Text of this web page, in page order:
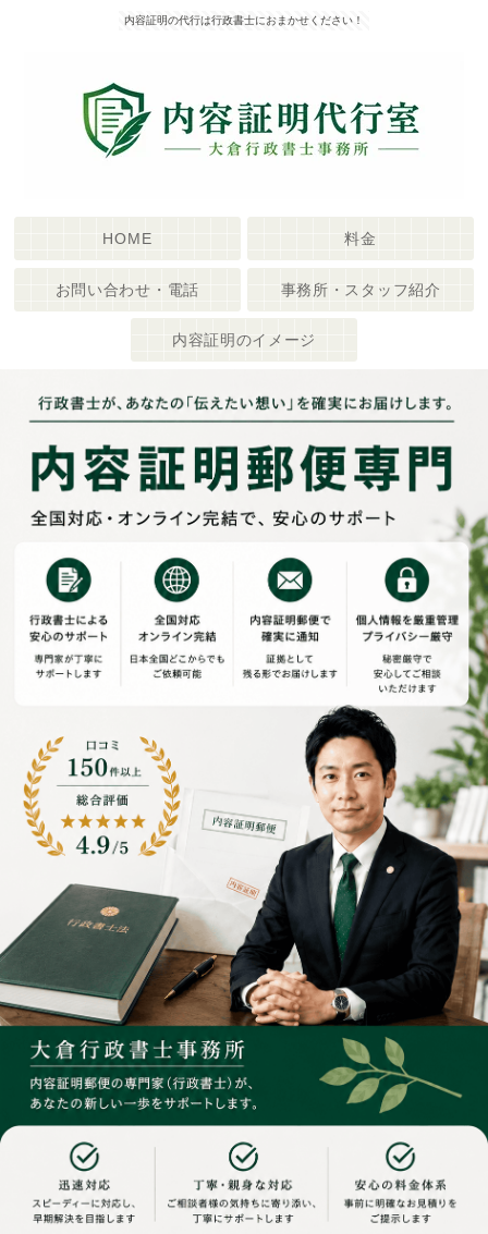
内容証明の代行は行政書士におまかせください！
HOME 料金
お問い合わせ・電話 事務所・スタッフ紹介
内容証明のイメージ